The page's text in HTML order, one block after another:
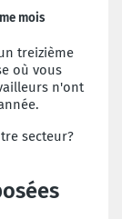
mois
treizième
où vous
n'ont
secteur?